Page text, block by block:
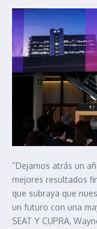
“Dejamos atrás un
mejores resultados
que subraya que
un futuro con una
SEAT Y CUPRA,